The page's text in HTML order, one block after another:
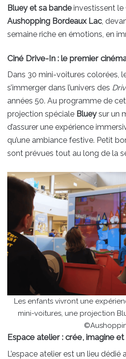
Bluey et sa bandeinvestissent le
Aushopping Bordeaux Lac,
semaine riche en émotions, en
Ciné Drive-In : le premier
Dans 30 mini-voitures colorées,
s’immerger dans l’univers des
années 50. Au programme de
projection spéciale Blueysur un
d’assurer une expérience
qu’une ambiance festive. Petit
sont prévues tout au long de la
Les enfants vivront une
mini-voitures, une projection
Espace atelier : crée, imagine
L’espace atelier est un lieu dédié